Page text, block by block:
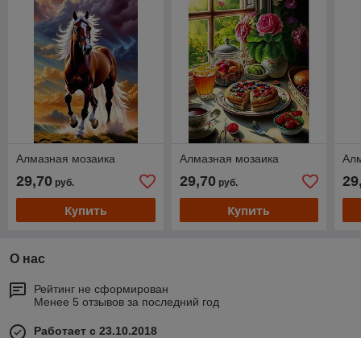
Алмазная мозаика
29,70 руб.
Купить
Алмазная мозаика
29,70руб.
Купить
О нас
Рейтинг не сформирован
Менее 5 отзывов за последний год
Работает с 23.10.2018